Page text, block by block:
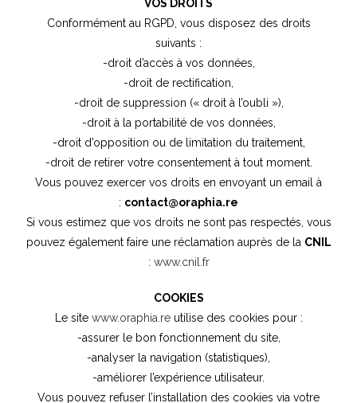
VOS DROITS
Conformément au RGPD, vous disposez des droits
suivants :
-droit d’accès à vos données,
-droit de rectification,
-droit de suppression (« droit à l’oubli »),
-droit à la portabilité de vos données,
-droit d’opposition ou de limitation du traitement,
-droit de retirer votre consentement à tout moment.
Vous pouvez exercer vos droits en envoyant un email à
: contact@oraphia.re
Si vous estimez que vos droits ne sont pas respectés, vous
pouvez également faire une réclamation auprès de la CNIL
: www.cnil.fr
COOKIES
Le site www.oraphia.reutilise des cookies pour :
-assurer le bon fonctionnement du site,
-analyser la navigation (statistiques),
-améliorer l’expérience utilisateur.
Vous pouvez refuser l’installation des cookies via votre